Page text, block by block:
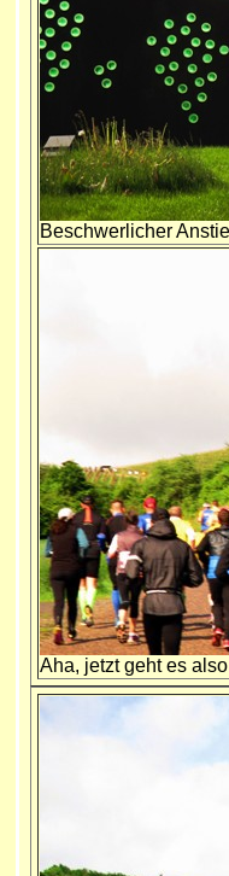
Beschwerlicher
Aha, jetzt geht es